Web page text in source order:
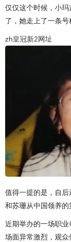
仅仅这个时候，小
了，她走上了一条号
zh皇冠新2网址
值得一提的是，自
和苏珊从中国领养的
近期举办的一场职
场面异常激烈，观